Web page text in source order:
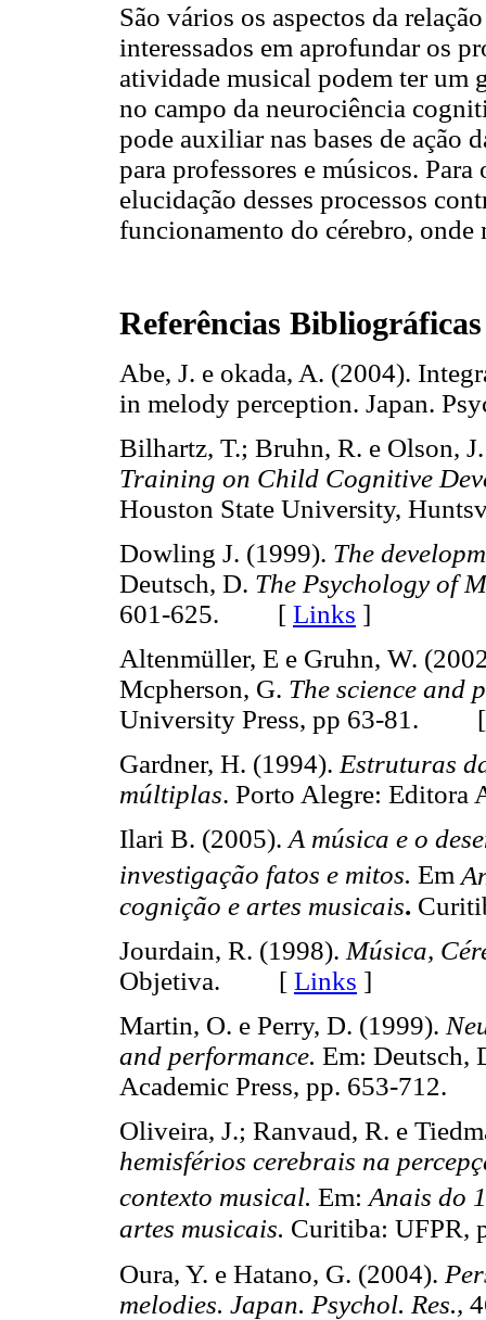
São vários os aspectos da
interessados em aprofundar os
atividade musical podem ter um
no campo da neurociência
pode auxiliar nas bases de ação
para professores e músicos.
elucidação desses processos
funcionamento do cérebro, onde
Referências Bibliográficas
Abe, J. e okada, A. (2004).
in melody perception. Japan.
Bilhartz, T.; Bruhn, R. e Olson,
Training on Child Cognitive
Houston State University,
Dowling J. (1999). The
Deutsch, D. The Psychology of
601-625. [ Links ]
Altenmüller, E e Gruhn, W.
Mcpherson, G. The science and
University Press, pp 63-81.
Gardner, H. (1994). Estruturas
múltiplas. Porto Alegre:
Ilari B. (2005).A música e o
investigação fatos e mitos. Em
cognição e artes musicais.
Jourdain, R. (1998). Música,
Objetiva. [ Links ]
Martin, O. e Perry, D. (1999).
and performance. Em: Deutsch,
Academic Press, pp. 653-
Oliveira, J.; Ranvaud, R. e
hemisférios cerebrais na
contexto musical. Em:Anais do 1
artes musicais. Curitiba: UFPR,
Oura, Y. e Hatano, G. (2004).
melodies. Japan. Psychol. Res.,